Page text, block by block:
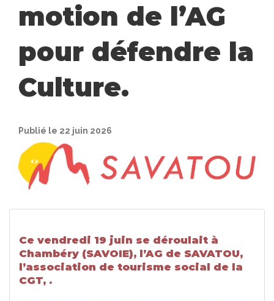
motion de l’AG
pour défendre la
Culture.
Publié le 22 juin 2026
Ce vendredi 19 juin se déroulait à
Chambéry (SAVOIE), l’AG de SAVATOU,
l’association de tourisme social de la
CGT, .